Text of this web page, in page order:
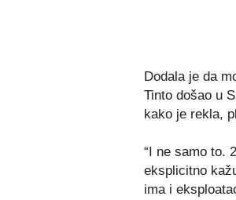
Dodala je da
Tinto došao u
kako je rekla,
“I ne samo to.
eksplicitno
ima i